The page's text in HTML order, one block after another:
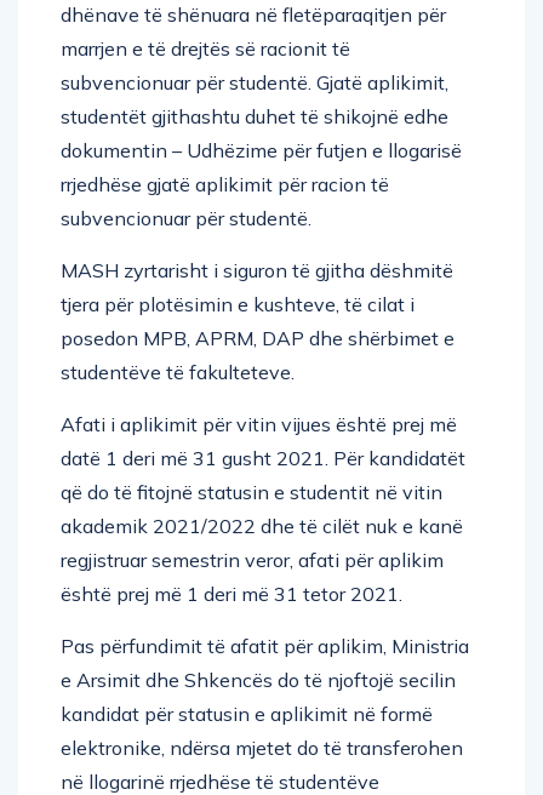
dhënave të shënuara në fletëparaqitjen për
marrjen e të drejtës së racionit të
subvencionuar për studentë. Gjatë aplikimit,
studentët gjithashtu duhet të shikojnë edhe
dokumentin – Udhëzime për futjen e llogarisë
rrjedhëse gjatë aplikimit për racion të
subvencionuar për studentë.
MASH zyrtarisht i siguron të gjitha dëshmitë
tjera për plotësimin e kushteve, të cilat i
posedon MPB, APRM, DAP dhe shërbimet e
studentëve të fakulteteve.
Afati i aplikimit për vitin vijues është prej më
datë 1 deri më 31 gusht 2021. Për kandidatët
që do të fitojnë statusin e studentit në vitin
akademik 2021/2022 dhe të cilët nuk e kanë
regjistruar semestrin veror, afati për aplikim
është prej më 1 deri më 31 tetor 2021.
Pas përfundimit të afatit për aplikim, Ministria
e Arsimit dhe Shkencës do të njoftojë secilin
kandidat për statusin e aplikimit në formë
elektronike, ndërsa mjetet do të transferohen
në llogarinë rrjedhëse të studentëve